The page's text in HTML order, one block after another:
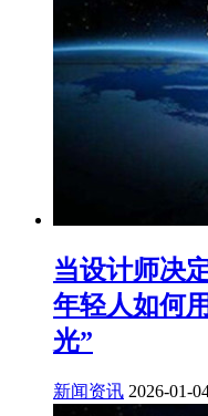
当设计师决
年轻人如何
光”
新闻资讯 2026-01-